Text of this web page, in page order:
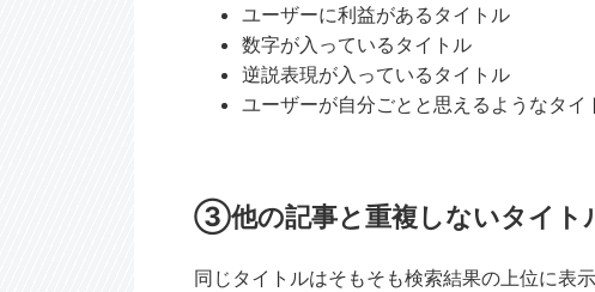
ユーザーに利益があるタイトル
数字が入っているタイトル
逆説表現が入っているタイトル
ユーザーが自分ごとと思えるようなタイ
③他の記事と重複しないタイト
同じタイトルはそもそも検索結果の上位に表